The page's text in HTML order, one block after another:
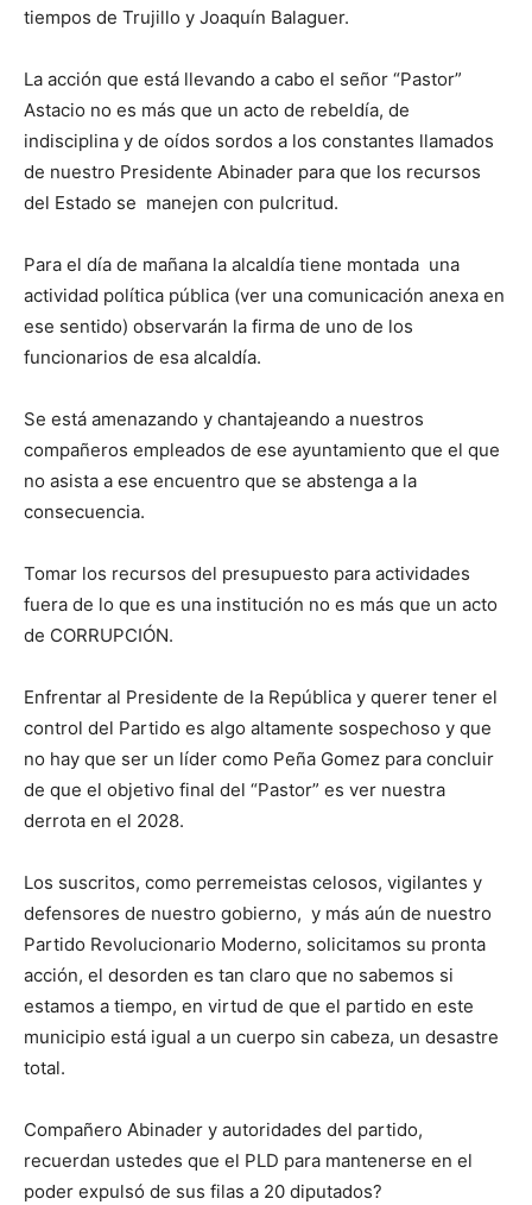
tiempos de Trujillo y Joaquín Balaguer.
La acción que está llevando a cabo el señor “Pastor”
Astacio no es más que un acto de rebeldía, de
indisciplina y de oídos sordos a los constantes llamados
de nuestro Presidente Abinader para que los recursos
del Estado se manejen con pulcritud.
Para el día de mañana la alcaldía tiene montada una
actividad política pública (ver una comunicación anexa en
ese sentido) observarán la firma de uno de los
funcionarios de esa alcaldía.
Se está amenazando y chantajeando a nuestros
compañeros empleados de ese ayuntamiento que el que
no asista a ese encuentro que se abstenga a la
consecuencia.
Tomar los recursos del presupuesto para actividades
fuera de lo que es una institución no es más que un acto
de CORRUPCIÓN.
Enfrentar al Presidente de la República y querer tener el
control del Partido es algo altamente sospechoso y que
no hay que ser un líder como Peña Gomez para concluir
de que el objetivo final del “Pastor” es ver nuestra
derrota en el 2028.
Los suscritos, como perremeistas celosos, vigilantes y
defensores de nuestro gobierno, y más aún de nuestro
Partido Revolucionario Moderno, solicitamos su pronta
acción, el desorden es tan claro que no sabemos si
estamos a tiempo, en virtud de que el partido en este
municipio está igual a un cuerpo sin cabeza, un desastre
total.
Compañero Abinader y autoridades del partido,
recuerdan ustedes que el PLD para mantenerse en el
poder expulsó de sus filas a 20 diputados?